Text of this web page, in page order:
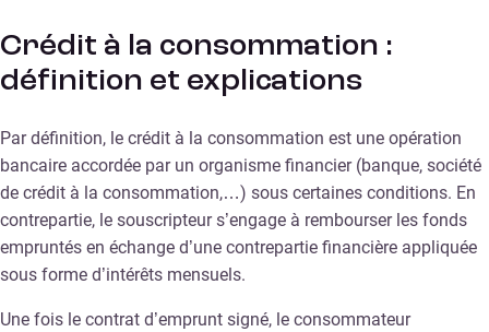
Crédit à la consommation :
définition et explications
Par définition, le crédit à la consommation est une opération
bancaire accordée par un organisme financier (banque, société
de crédit à la consommation,…) sous certaines conditions. En
contrepartie, le souscripteur s’engage à rembourser les fonds
empruntés en échange d’une contrepartie financière appliquée
sous forme d’intérêts mensuels.
Une fois le contrat d’emprunt signé, le consommateur